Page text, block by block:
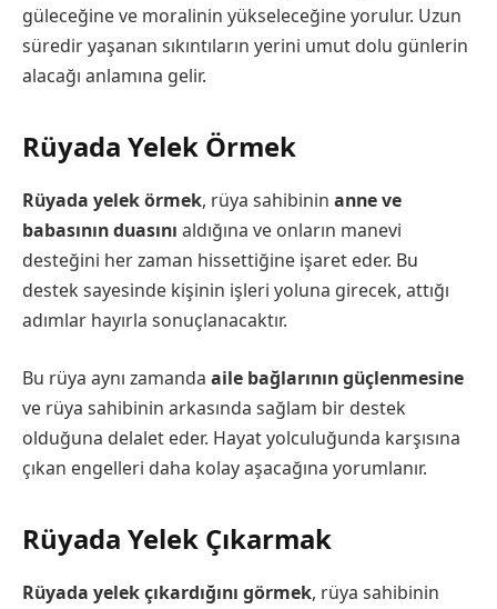
güleceğine ve moralinin yükseleceğine yorulur. Uzun
süredir yaşanan sıkıntıların yerini umut dolu günlerin
alacağı anlamına gelir.
Rüyada Yelek Örmek
Rüyada yelek örmek, rüya sahibinin anne ve
babasının duasını aldığına ve onların manevi
desteğini her zaman hissettiğine işaret eder. Bu
destek sayesinde kişinin işleri yoluna girecek, attığı
adımlar hayırla sonuçlanacaktır.
Bu rüya aynı zamanda aile bağlarının güçlenmesine
ve rüya sahibinin arkasında sağlam bir destek
olduğuna delalet eder. Hayat yolculuğunda karşısına
çıkan engelleri daha kolay aşacağına yorumlanır.
Rüyada Yelek Çıkarmak
Rüyada yelek çıkardığını görmek, rüya sahibinin